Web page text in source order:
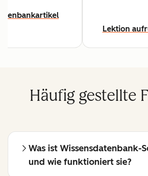
Lektion
Häufig gestellte
Was ist Wissensdatenbank-
und wie funktioniert sie?